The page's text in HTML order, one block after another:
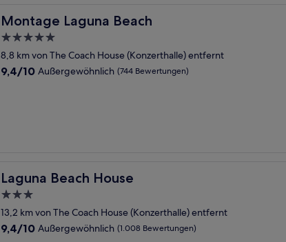
Montage Laguna Beach
Montage Laguna Beach
5.0-
Sterne-
Unterkunft
8,8 km von The Coach House (Konzerthalle) entfernt
9.4
9,4/10 Außergewöhnlich (744 Bewertungen)
Laguna Beach House
Laguna Beach House
3.0-
Sterne-
Unterkunft
13,2 km von The Coach House (Konzerthalle) entfernt
9.4
9,4/10 Außergewöhnlich (1.008 Bewertungen)